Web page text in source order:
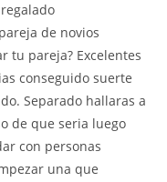
de novios
tu pareja? Excelentes
conseguido suerte
Separado hallaras a
de que seri­a luego
con personas
una que